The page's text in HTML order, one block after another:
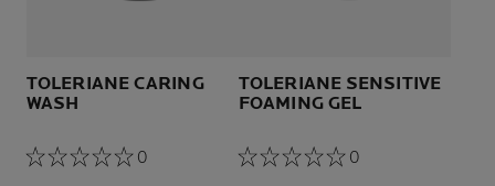
TOLERIANE CARING
WASH
0
TOLERIANE SENSITIVE
FOAMING GEL
0